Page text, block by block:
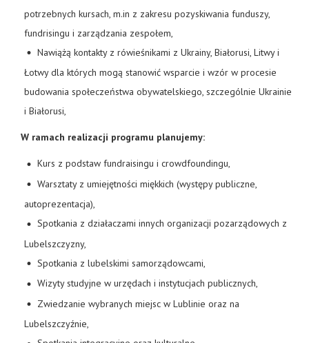
potrzebnych kursach, m.in z zakresu pozyskiwania funduszy,
fundrisingu i zarządzania zespołem,
Nawiążą kontakty z rówieśnikami z Ukrainy, Białorusi, Litwy i
Łotwy dla których mogą stanowić wsparcie i wzór w procesie
budowania społeczeństwa obywatelskiego, szczególnie Ukrainie
i Białorusi,
W ramach realizacji programu planujemy:
Kurs z podstaw fundraisingu i crowdfoundingu,
Warsztaty z umiejętności miękkich (występy publiczne,
autoprezentacja),
Spotkania z działaczami innych organizacji pozarządowych z
Lubelszczyzny,
Spotkania z lubelskimi samorządowcami,
Wizyty studyjne w urzędach i instytucjach publicznych,
Zwiedzanie wybranych miejsc w Lublinie oraz na
Lubelszczyźnie,